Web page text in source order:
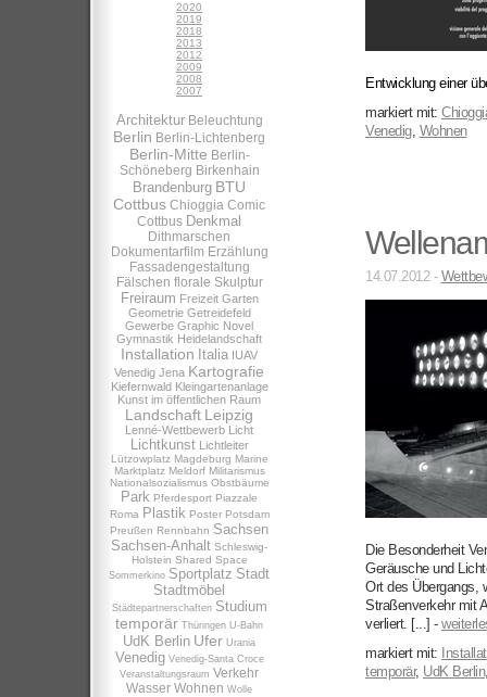
2020
2019
2018
2013
2012
2009
2008
2007
Architektur Beleuchtung
Berlin Berlin-Lichtenberg
Berlin-Mitte Berlin-
Schöneberg Birkenhain
Brandenburg BTU
Cottbus Chioggia Comic
Cottbus Denkmal
Dithmarschen
Dokumentarfilm Erzählung
Fassadengestaltung
Fälschen florale Skulptur
Freiraum Freizeit Garten
Geometrie Getreidefeld
Gewerbe Graphic Novel
Gymnastik Heidelandschaft
Installation Italia IUAV
Venedig Jena Kartografie
Kiefernwald Kleingartenanlage
Kunst im öffentlichen Raum
Landschaft Leipzig
Lenné-Wettbewerb Licht
Lichtkunst Lichtleiter
Lützowplatz Magdeburg Marine
Marktplatz Meldorf Militarismus
Nationalsozialismus Obstbäume
Park Pferdesport Piazzale
Roma Plastik Poster Potsdam
Preußen Rennbahn Sachsen
Sachsen-Anhalt Schleswig-
Holstein Shared Space
Sommerkino Sportplatz Stadt
Stadtmöbel
Städtepartnerschaften Studium
temporär Thüringen U-Bahn
UdK Berlin Ufer Urania
Venedig Venedig-Santa Croce
Veranstaltungsraum Verkehr
Wasser Wohnen Wolle
Entwicklung einer
markiert mit:
Venedig, Wohnen
14.07.2012 -
Die Besonderheit
Geräusche und
Ort des Übergangs,
Straßenverkehr mit
verliert. [...] -
markiert mit:
temporär, UdK Berlin